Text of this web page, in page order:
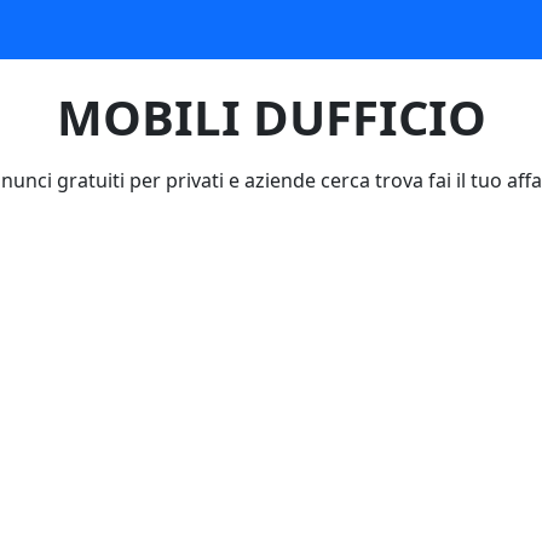
MOBILI DUFFICIO
gratuiti per privati e aziende cerca trova fai il tuo